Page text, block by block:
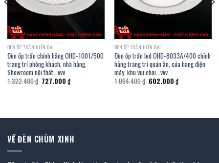
ĐÈN ỐP TRẦN HIỆN ĐẠI
Đèn ốp trần chính hãng OHD-1001/500
trang trí phòng khách, nhà hàng,
Showroom nội thất…vvv
1.322.400₫ Giá
gốc
727.000 ₫Giá
hiện
ĐÈN ỐP TRẦN HIỆN ĐẠI
Đèn ốp trần led OHD-8033A/400 chính
hãng trang trí quán ăn, của hàng điện
máy, khu vui chơi…vvv
1.094.400₫ Giá
gốc
602.000 ₫Giá
hiện
VỀ ĐÈN CHÙM XINH